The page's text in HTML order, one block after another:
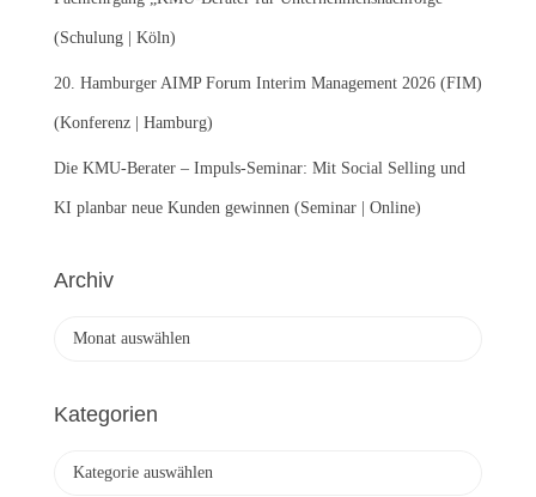
(Schulung | Köln)
20. Hamburger AIMP Forum Interim Management 2026 (FIM)
(Konferenz | Hamburg)
Die KMU-Berater – Impuls-Seminar: Mit Social Selling und
KI planbar neue Kunden gewinnen (Seminar | Online)
Archiv
h
Kategorien